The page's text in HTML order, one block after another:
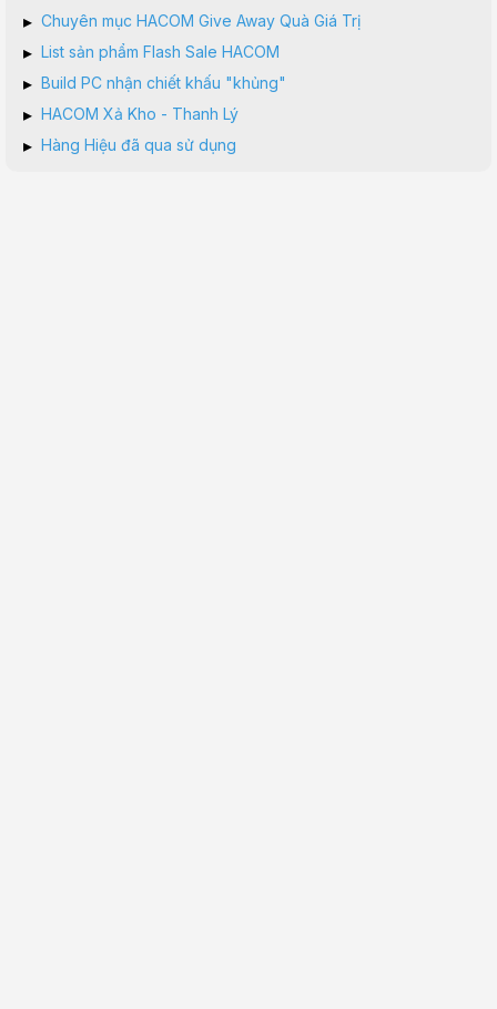
▸ Chuyên mục HACOM Give Away Quà Giá Trị
▸ List sản phẩm Flash Sale HACOM
▸ Build PC nhận chiết khấu "khủng"
▸ HACOM Xả Kho - Thanh Lý
▸ Hàng Hiệu đã qua sử dụng